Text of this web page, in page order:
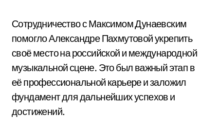
Сотрудничество с Максимом Дунаевским
помогло Александре Пахмутовой укрепить
своё место на российской и международной
музыкальной сцене. Это был важный этап в
её профессиональной карьере и заложил
фундамент для дальнейших успехов и
достижений.